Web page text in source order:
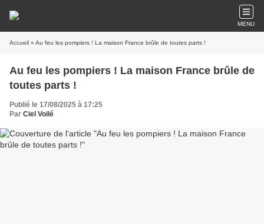
MENU
Accueil » Au feu les pompiers ! La maison France brûle de toutes parts !
Au feu les pompiers ! La maison France brûle de
toutes parts !
Publié le 17/08/2025 à 17:25
Par Ciel Voilé